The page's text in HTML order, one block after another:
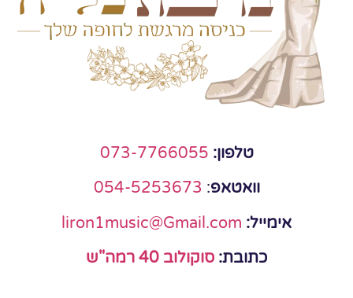
טלפון: 073-7766055
וואטאפ:
054-5253673
אימייל: liron1music@Gmail.com
כתובת: סוקולוב 40 רמה"ש